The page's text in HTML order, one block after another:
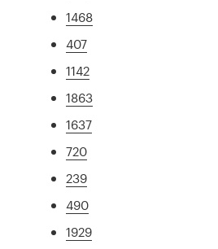
1468
407
1142
1863
1637
720
239
490
1929